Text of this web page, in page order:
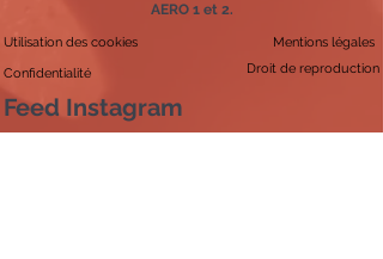
AERO 1 et 2.
Utilisation des cookies
Confidentialité
Mentions légales
Droit de reproduction
Feed Instagram